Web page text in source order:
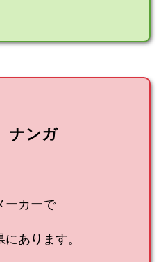
ンガ
ーカーで
あります。